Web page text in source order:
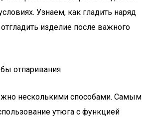
Узнаем, как гладить наряд
изделие после важного
отпаривания
несколькими способами. Самым
утюга с функцией